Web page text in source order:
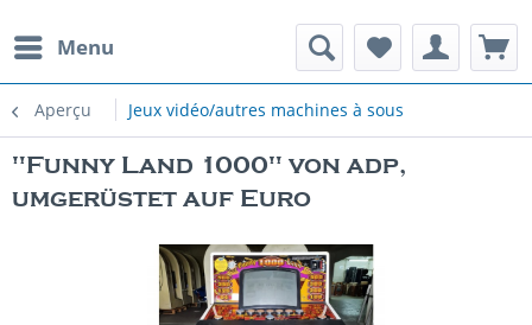
Menu
Aperçu Jeux vidéo/autres machines à sous
"Funny Land 1000" von adp,
umgerüstet auf Euro